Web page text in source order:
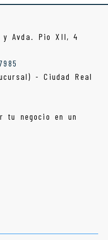
y Avda. Pio XII, 4
- Ciudad Real